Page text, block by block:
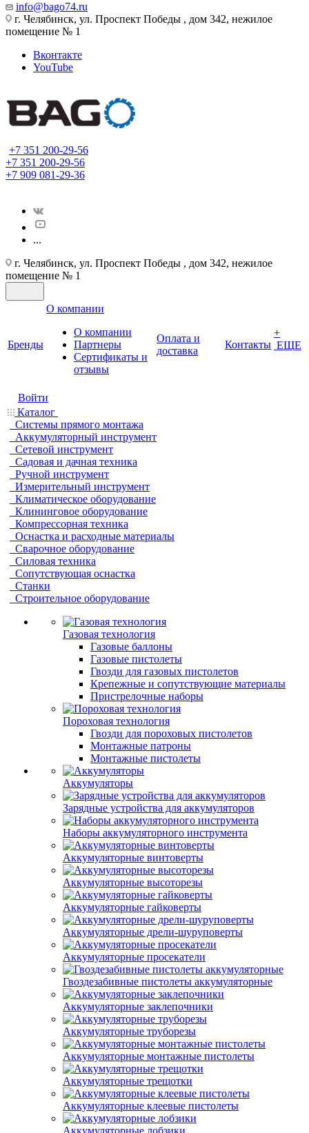
info@bago74.ru
г. Челябинск, ул. Проспект Победы , дом 342, нежилое
помещение № 1
Вконтакте
YouTube
+7 351 200-29-56
+7 351 200-29-56
+7 909 081-29-36
...
г. Челябинск, ул. Проспект Победы , дом 342, нежилое
помещение № 1
Бренды
О компании
О компании
Партнеры
Cертификаты и
отзывы
Оплата и
доставка
Контакты
+
ЕЩЕ
Войти
Каталог
Системы прямого монтажа
Аккумуляторный инструмент
Сетевой инструмент
Садовая и дачная техника
Ручной инструмент
Измерительный инструмент
Климатическое оборудование
Клининговое оборудование
Компрессорная техника
Оснастка и расходные материалы
Сварочное оборудование
Силовая техника
Сопутствующая оснастка
Станки
Строительное оборудование
Газовая технология
Газовые баллоны
Газовые пистолеты
Гвозди для газовых пистолетов
Крепежные и сопутствующие материалы
Пристрелочные наборы
Пороховая технология
Гвозди для пороховых пистолетов
Монтажные патроны
Монтажные пистолеты
Аккумуляторы
Зарядные устройства для аккумуляторов
Наборы аккумуляторного инструмента
Аккумуляторные винтоверты
Аккумуляторные высоторезы
Аккумуляторные гайковерты
Аккумуляторные дрели-шуруповерты
Аккумуляторные просекатели
Гвоздезабивные пистолеты аккумуляторные
Аккумуляторные заклепочники
Аккумуляторные труборезы
Аккумуляторные монтажные пистолеты
Аккумуляторные трещотки
Аккумуляторные клеевые пистолеты
Аккумуляторные лобзики